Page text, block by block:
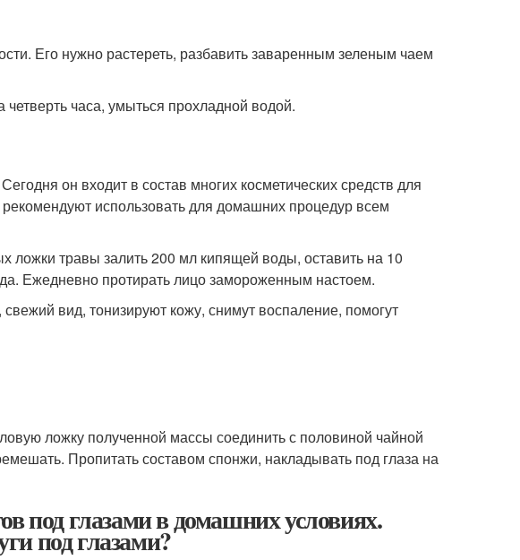
Его нужно растереть, разбавить заваренным зеленым чаем
часа, умыться прохладной водой.
он входит в состав многих косметических средств для
использовать для домашних процедур всем
ложки травы залить 200 мл кипящей воды, оставить на 10
Ежедневно протирать лицо замороженным настоем.
вид, тонизируют кожу, снимут воспаление, помогут
ложку полученной массы соединить с половиной чайной
Пропитать составом спонжи, накладывать под глаза на
под глазами в домашних условиях.
под глазами?